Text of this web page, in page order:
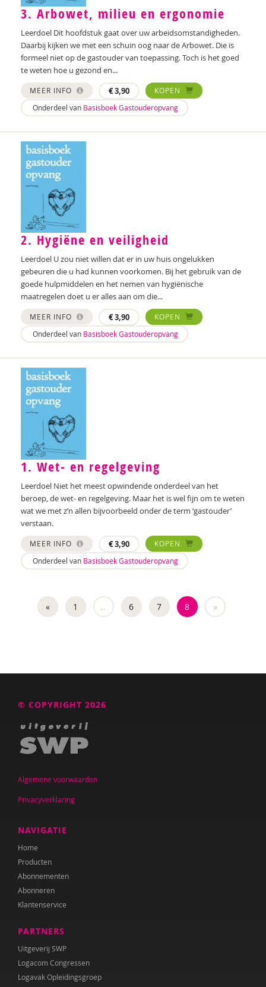
3. Arbowet, milieu en ergonomie
Leerdoel Dit hoofdstuk gaat over uw arbeidsomstandigheden.
Daarbij kijken we met een schuin oog naar de Arbowet. Die is
formeel niet op de gastouder van toepassing. Toch is het goed
te weten hoe u gezond en...
MEER INFO €3,90
KOPEN
Onderdeel van Basisboek Gastouderopvang
2. Hygiëne en veiligheid
Leerdoel U zou niet willen dat er in uw huis ongelukken
gebeuren die u had kunnen voorkomen. Bij het gebruik van de
goede hulpmiddelen en het nemen van hygiënische
maatregelen doet u er alles aan om die...
MEER INFO €3,90
KOPEN
Onderdeel van Basisboek Gastouderopvang
1. Wet- en regelgeving
Leerdoel Niet het meest opwindende onderdeel van het
beroep, de wet- en regelgeving. Maar het is wel fijn om te weten
wat we met z’n allen bijvoorbeeld onder de term ‘gastouder’
verstaan.
MEER INFO €3,90
KOPEN
Onderdeel van Basisboek Gastouderopvang
« 1 .. 6 7 8 »
© COPYRIGHT 2026
Algemene voorwaarden
Privacyverklaring
NAVIGATIE
Home
Producten
Abonnementen
Abonneren
Klantenservice
PARTNERS
Uitgeverij SWP
Logacom Congressen
Logavak Opleidingsgroep